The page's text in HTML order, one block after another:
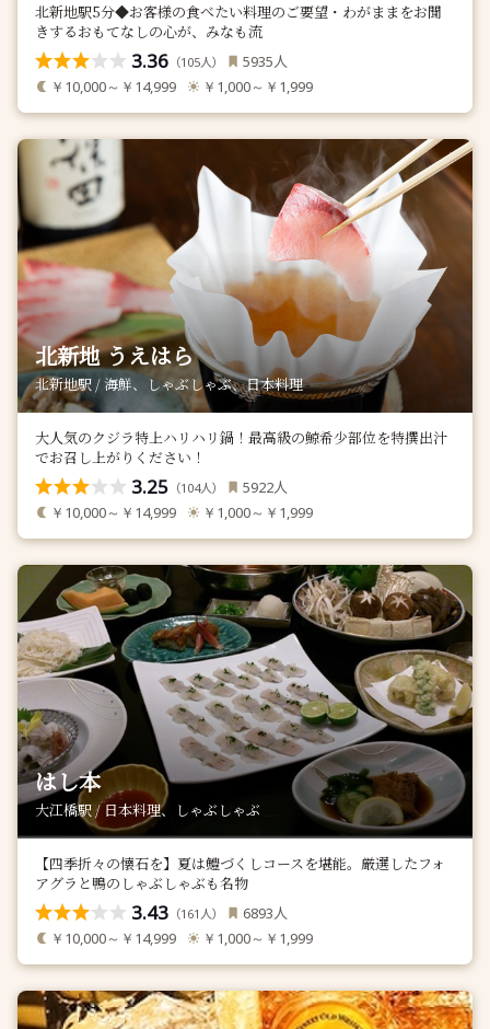
北新地駅5分◆お客様の食べたい料理のご要望・わがままをお聞
きするおもてなしの心が、みなも流
3.36 （105人） 5935人
￥10,000～￥14,999 ￥1,000～￥1,999
北新地 うえはら
北新地駅 / 海鮮、しゃぶしゃぶ、日本料理
大人気のクジラ特上ハリハリ鍋！最高級の鯨希少部位を特撰出汁
でお召し上がりください！
3.25 （104人） 5922人
￥10,000～￥14,999 ￥1,000～￥1,999
はし本
大江橋駅 / 日本料理、しゃぶしゃぶ
【四季折々の懐石を】夏は鱧づくしコースを堪能。厳選したフォ
アグラと鴨のしゃぶしゃぶも名物
3.43 （161 人） 6893人
￥10,000～￥14,999 ￥1,000～￥1,999